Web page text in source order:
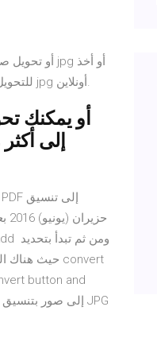
لقطات للشاشة عن طريق تحويل الفيديو إلى صور jpeg. استخدم أداة تحويل صور jpg للتحويل إلى صور jpg أونلاين.